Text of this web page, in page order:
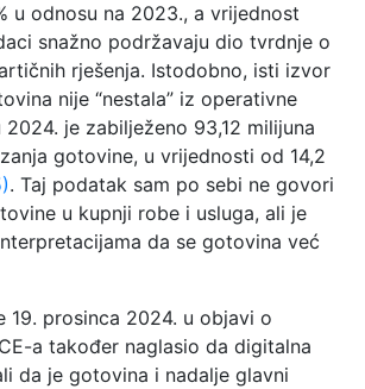
u odnosu na 2023., a vrijednost
snažno podržavaju dio tvrdnje o
rješenja. Istodobno, isti izvor
nije “nestala” iz operativne
je zabilježeno 93,12 milijuna
gotovine, u vrijednosti od 14,2
. Taj podatak sam po sebi ne govori
u kupnji robe i usluga, ali je
da se gotovina već
19. prosinca 2024. u objavi o
a također naglasio da digitalna
da je gotovina i nadalje glavni